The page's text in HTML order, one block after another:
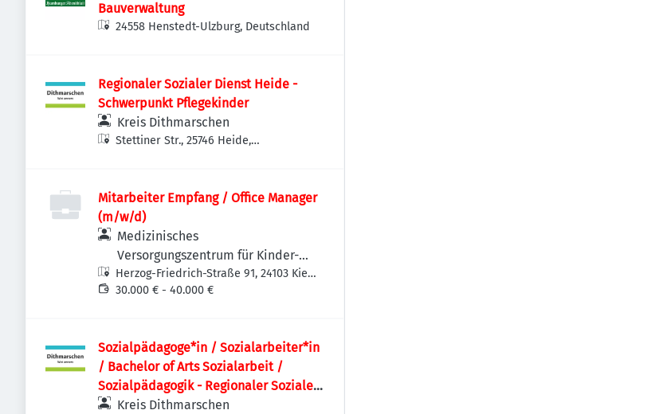
Bauverwaltung
24558 Henstedt-Ulzburg, Deutschland
Regionaler Sozialer Dienst Heide -
Schwerpunkt Pflegekinder
Kreis Dithmarschen
Stettiner Str., 25746 Heide,
Mitarbeiter Empfang / Office Manager
(m/w/d)
Medizinisches
Versorgungszentrum für Kinder-
und Jugendpsychiatrie und -
psychotherapie Kiel
Herzog-Friedrich-Straße 91, 24103 Kiel,
Deutschland
30.000 € - 40.000 €
Sozialpädagoge*in / Sozialarbeiter*in
/ Bachelor of Arts Sozialarbeit /
Sozialpädagogik - Regionaler Sozialer
DienstKreis Dithmarschen